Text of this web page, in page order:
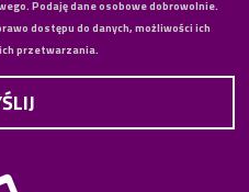
Podaję dane osobowe dobrowolnie.
dostępu do danych, możliwości ich
przetwarzania.